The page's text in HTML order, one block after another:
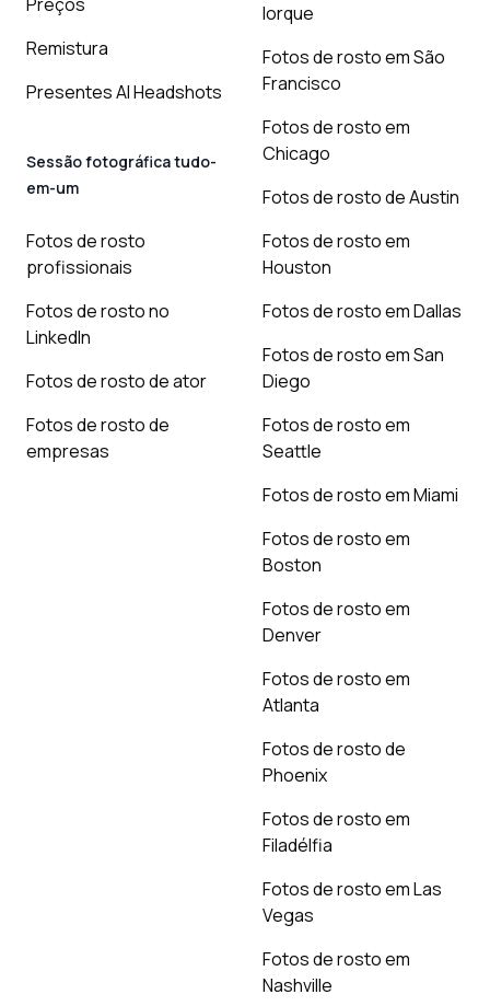
Remistura
Presentes AI Headshots
Sessão fotográfica tudo-
em-um
Fotos de rosto
profissionais
Fotos de rosto no
LinkedIn
Fotos de rosto de ator
Fotos de rosto de
empresas
Iorque
Fotos de rosto em São
Francisco
Fotos de rosto em
Chicago
Fotos de rosto de Austin
Fotos de rosto em
Houston
Fotos de rosto em Dallas
Fotos de rosto em San
Diego
Fotos de rosto em
Seattle
Fotos de rosto em Miami
Fotos de rosto em
Boston
Fotos de rosto em
Denver
Fotos de rosto em
Atlanta
Fotos de rosto de
Phoenix
Fotos de rosto em
Filadélfia
Fotos de rosto em Las
Vegas
Fotos de rosto em
Nashville